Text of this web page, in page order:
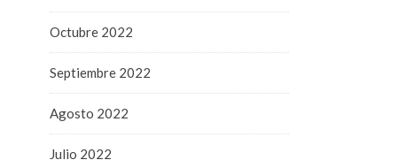
Octubre 2022
Septiembre 2022
Agosto 2022
Julio 2022